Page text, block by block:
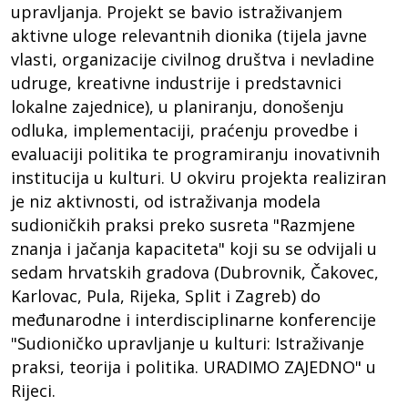
upravljanja. Projekt se bavio istraživanjem
aktivne uloge relevantnih dionika (tijela javne
vlasti, organizacije civilnog društva i nevladine
udruge, kreativne industrije i predstavnici
lokalne zajednice), u planiranju, donošenju
odluka, implementaciji, praćenju provedbe i
evaluaciji politika te programiranju inovativnih
institucija u kulturi. U okviru projekta realiziran
je niz aktivnosti, od istraživanja modela
sudioničkih praksi preko susreta "Razmjene
znanja i jačanja kapaciteta" koji su se odvijali u
sedam hrvatskih gradova (Dubrovnik, Čakovec,
Karlovac, Pula, Rijeka, Split i Zagreb) do
međunarodne i interdisciplinarne konferencije
"Sudioničko upravljanje u kulturi: Istraživanje
praksi, teorija i politika. URADIMO ZAJEDNO" u
Rijeci.